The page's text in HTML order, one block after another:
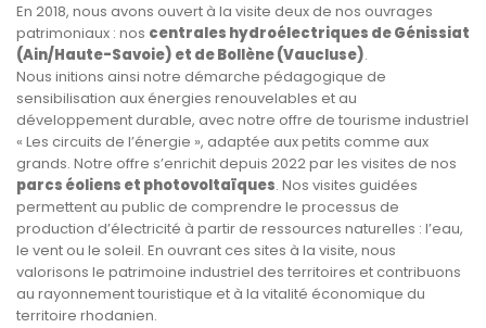
En 2018, nous avons ouvert à la visite deux de nos ouvrages
patrimoniaux : nos centrales hydroélectriques de Génissiat
(Ain/Haute-Savoie) et de Bollène (Vaucluse).
Nous initions ainsi notre démarche pédagogique de
sensibilisation aux énergies renouvelables et au
développement durable, avec notre offre de tourisme industriel
« Les circuits de l’énergie », adaptée aux petits comme aux
grands. Notre offre s’enrichit depuis 2022 par les visites de nos
parcs éoliens et photovoltaïques. Nos visites guidées
permettent au public de comprendre le processus de
production d’électricité à partir de ressources naturelles : l’eau,
le vent ou le soleil. En ouvrant ces sites à la visite, nous
valorisons le patrimoine industriel des territoires et contribuons
au rayonnement touristique et à la vitalité économique du
territoire rhodanien.